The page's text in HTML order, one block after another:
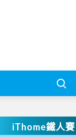
iThome鐵人賽